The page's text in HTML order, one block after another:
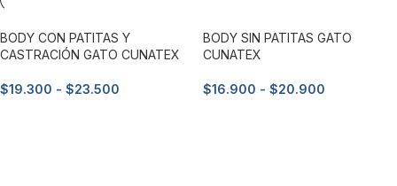
BODY CON PATITAS Y
CASTRACIÓN GATO CUNATEX
$19.300 - $23.500
BODY SIN PATITAS GATO
CUNATEX
$16.900 - $20.900